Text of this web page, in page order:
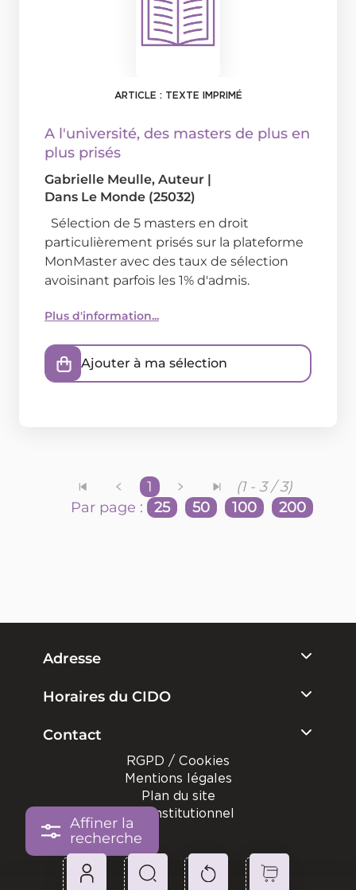
Affiner la
recherche
ARTICLE : TEXTE IMPRIMÉ
A l'université, des masters de plus en
plus prisés
Gabrielle Meulle, Auteur |
Dans Le Monde (25032)
Sélection de 5 masters en droit
particulièrement prisés sur la plateforme
MonMaster avec des taux de sélection
avoisinant parfois les 1% d'admis.
Plus d'information...
Ajouter à ma sélection
1
(1 - 3 / 3)
Par page :
25 50 100 200
Adresse
Horaires du CIDO
Contact
RGPD / Cookies
Mentions légales
Plan du site
Site institutionnel